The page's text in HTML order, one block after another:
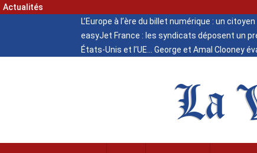
Actualités
L’Europe à l’ère du billet numérique : un
easyJet France : les syndicats déposent un
États-Unis et l’UE
George et Amal Clooney
La